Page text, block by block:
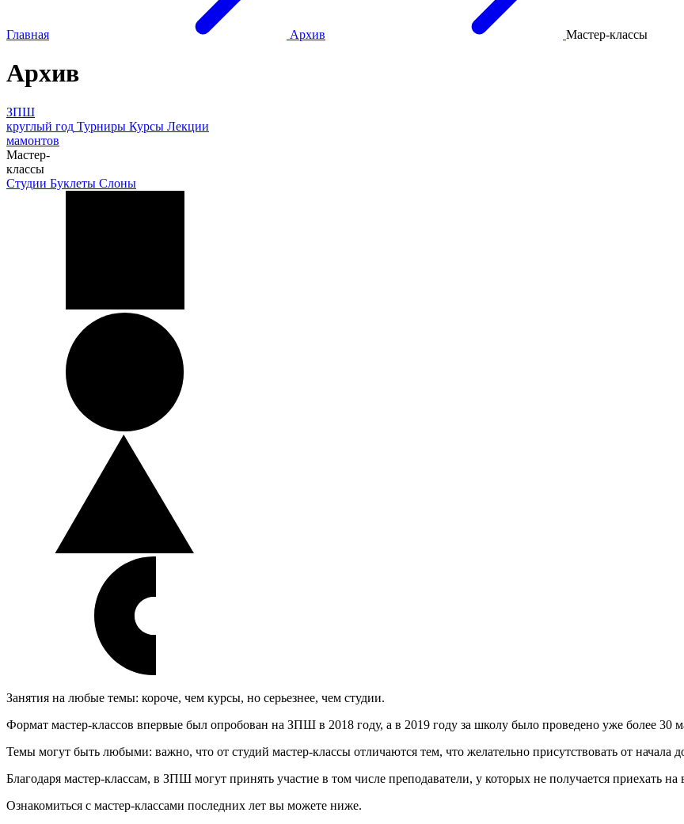
Главная Архив Мастер-классы
Архив
ЗПШ
круглый год Турниры Курсы Лекции
мамонтов
Мастер-
классы
Студии Буклеты Слоны
Занятия на любые темы: короче, чем курсы, но серьезнее, чем студии.
Формат мастер-классов впервые был опробован на ЗПШ в 2018 году, а в 2019 году за школу было проведено уже более 30
Темы могут быть любыми: важно, что от студий мастер-классы отличаются тем, что желательно присутствовать от начала
Благодаря мастер-классам, в ЗПШ могут принять участие в том числе преподаватели, у которых не получается приехать на
Ознакомиться с мастер-классами последних лет вы можете ниже.